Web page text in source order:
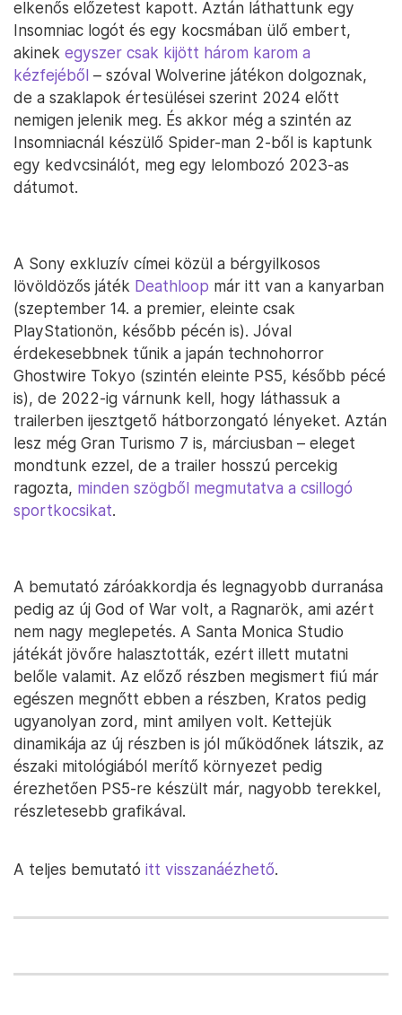
elkenős előzetest kapott. Aztán láthattunk egy
Insomniac logót és egy kocsmában ülő embert,
akinek egyszer csak kijött három karom a
kézfejéből – szóval Wolverine játékon dolgoznak,
de a szaklapok értesülései szerint 2024 előtt
nemigen jelenik meg. És akkor még a szintén az
Insomniacnál készülő Spider-man 2-ből is kaptunk
egy kedvcsinálót, meg egy lelombozó 2023-as
dátumot.
A Sony exkluzív címei közül a bérgyilkosos
lövöldözős játék Deathloop már itt van a kanyarban
(szeptember 14. a premier, eleinte csak
PlayStationön, később pécén is). Jóval
érdekesebbnek tűnik a japán technohorror
Ghostwire Tokyo (szintén eleinte PS5, később pécé
is), de 2022-ig várnunk kell, hogy láthassuk a
trailerben ijesztgető hátborzongató lényeket. Aztán
lesz még Gran Turismo 7 is, márciusban – eleget
mondtunk ezzel, de a trailer hosszú percekig
ragozta, minden szögből megmutatva a csillogó
sportkocsikat.
A bemutató záróakkordja és legnagyobb durranása
pedig az új God of War volt, a Ragnarök, ami azért
nem nagy meglepetés. A Santa Monica Studio
játékát jövőre halasztották, ezért illett mutatni
belőle valamit. Az előző részben megismert fiú már
egészen megnőtt ebben a részben, Kratos pedig
ugyanolyan zord, mint amilyen volt. Kettejük
dinamikája az új részben is jól működőnek látszik, az
északi mitológiából merítő környezet pedig
érezhetően PS5-re készült már, nagyobb terekkel,
részletesebb grafikával.
A teljes bemutató itt visszanáézhető.